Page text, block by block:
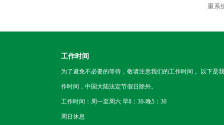
重系
工作时间
为了避免不必要的等待，敬请注意我们的工作时间 。以下是
作时间，中国大陆法定节假日除外。
工作时间：周一至周六 早8：30-晚5：30
周日休息